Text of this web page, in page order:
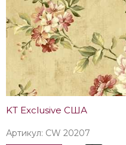
KT Exclusive США
Артикул: CW 20207